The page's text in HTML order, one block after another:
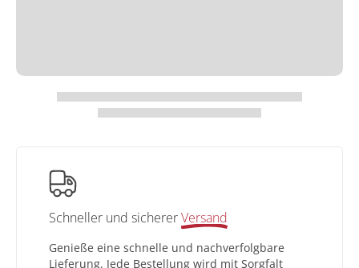
Schneller und sichererVersand
Genieße eine schnelle und nachverfolgbare
Lieferung. Jede Bestellung wird mit Sorgfalt